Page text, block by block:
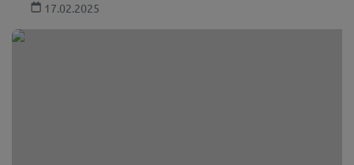
17.02.2025